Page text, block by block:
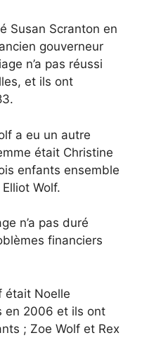
Susan Scranton en
gouverneur
n’a pas réussi
et ils ont
a eu un autre
était Christine
enfants ensemble
Wolf.
n’a pas duré
financiers
était Noelle
en 2006 et ils ont
; Zoe Wolf et Rex